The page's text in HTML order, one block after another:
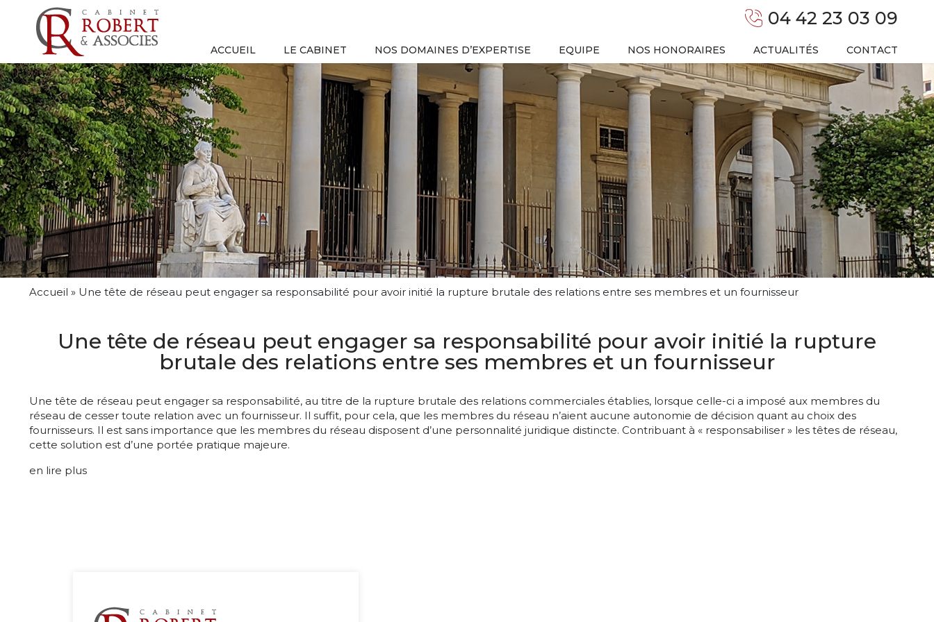
04 42 23 03 09
ACCUEIL LE CABINET NOS DOMAINES D’EXPERTISE EQUIPE NOS HONORAIRES ACTUALITÉS CONTACT
Accueil » Une tête de réseau peut engager sa responsabilité pour avoir initié la rupture brutale des relations entre ses membres et un fournisseur
Une tête de réseau peut engager sa responsabilité pour avoir initié la rupture
brutale des relations entre ses membres et un fournisseur
Une tête de réseau peut engager sa responsabilité, au titre de la rupture brutale des relations commerciales établies, lorsque celle-ci a imposé aux membres du
réseau de cesser toute relation avec un fournisseur. Il suffit, pour cela, que les membres du réseau n’aient aucune autonomie de décision quant au choix des
fournisseurs. Il est sans importance que les membres du réseau disposent d’une personnalité juridique distincte. Contribuant à « responsabiliser » les têtes de réseau,
cette solution est d’une portée pratique majeure.
en lire plus